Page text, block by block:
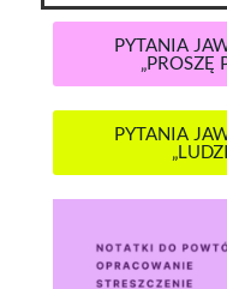
PYTANIA
„PROSZĘ
PYTANIA